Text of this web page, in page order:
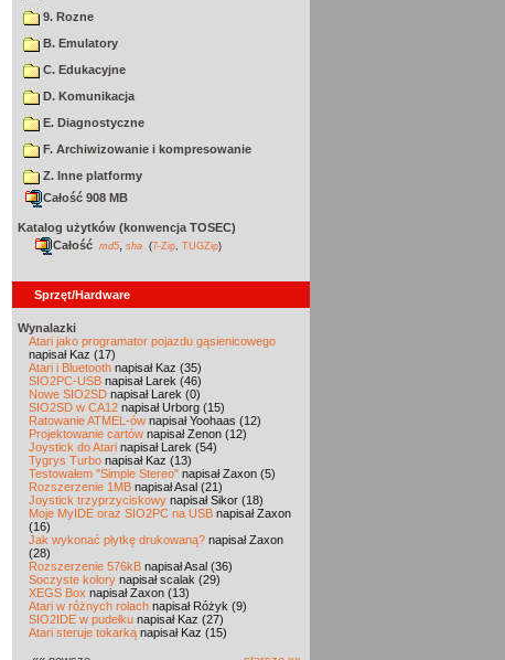
9. Rozne
B. Emulatory
C. Edukacyjne
D. Komunikacja
E. Diagnostyczne
F. Archiwizowanie i kompresowanie
Z. Inne platformy
Całość 908 MB
Katalog użytków (konwencja TOSEC)
Całość md5 sha (7-Zip TUGZip)
Sprzęt/Hardware
Wynalazki
Atari jako programator pojazdu gąsienicowego
napisał Kaz (17)
Atari i Bluetooth napisał Kaz (35)
SIO2PC-USB napisał Larek (46)
Nowe SIO2SD napisał Larek (0)
SIO2SD w CA12 napisał Urborg (15)
Ratowanie ATMEL-ów napisał Yoohaas (12)
Projektowanie cartów napisał Zenon (12)
Joystick do Atari napisał Larek (54)
Tygrys Turbo napisał Kaz (13)
Testowałem "Simple Stereo" napisał Zaxon (5)
Rozszerzenie 1MB napisał Asal (21)
Joystick trzyprzyciskowy napisał Sikor (18)
Moje MyIDE oraz SIO2PC na USB napisał Zaxon
(16)
Jak wykonać płytkę drukowaną? napisał Zaxon
(28)
Rozszerzenie 576kB napisał Asal (36)
Soczyste kolory napisał scalak (29)
XEGS Box napisał Zaxon (13)
Atari w różnych rolach napisał Różyk (9)
SIO2IDE w pudełku napisał Kaz (27)
Atari steruje tokarką napisał Kaz (15)